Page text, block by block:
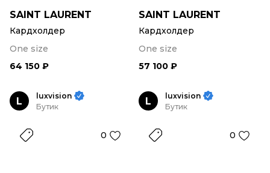
SAINT LAURENT
Кардхолдер
One size
64 150 ₽
SAINT LAURENT
Кардхолдер
One size
57 100 ₽
L
luxvision
Бутик
0
L
luxvision
Бутик
0